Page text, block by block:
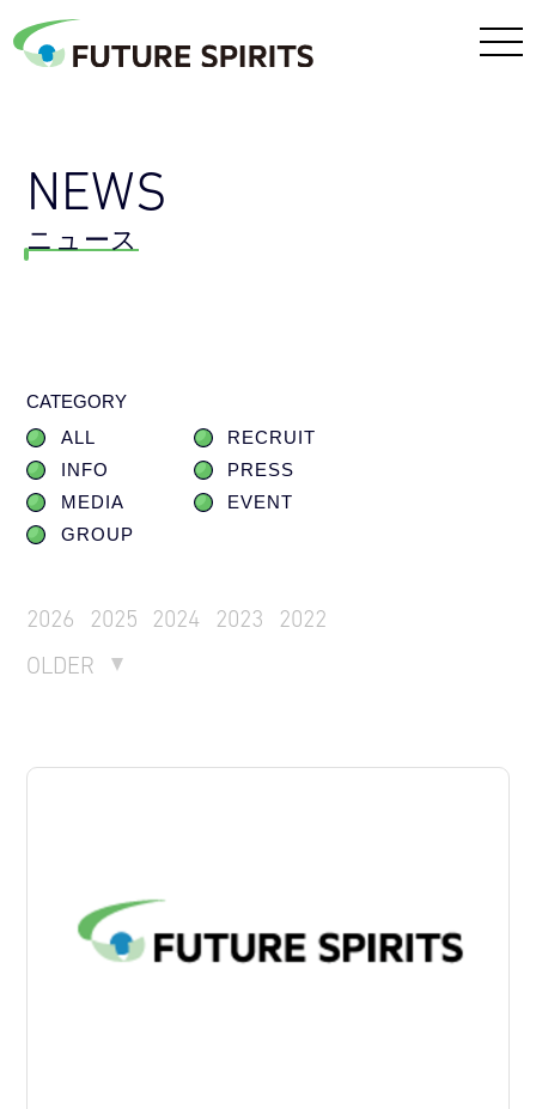
NEWS
ニュース
CATEGORY
ALL
RECRUIT
INFO
PRESS
MEDIA
EVENT
GROUP
2026 2025 2024 2023
2022
OLDER